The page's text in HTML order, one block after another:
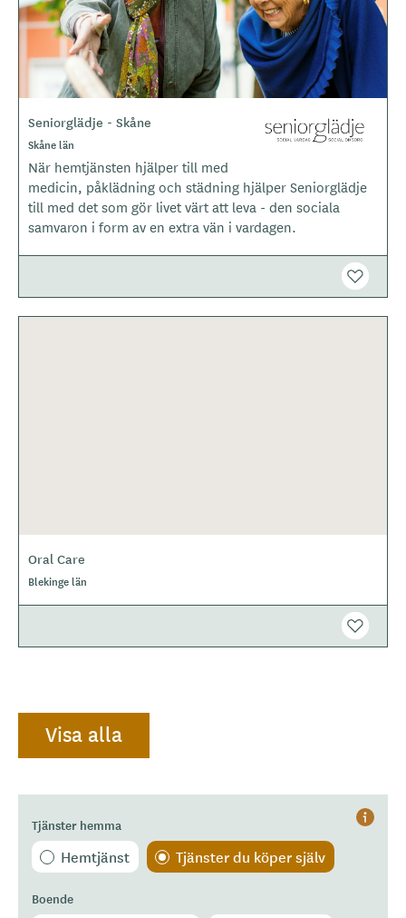
Hjälp
Tjänster hemma
Hemtjänst Tjänster du köper själv
Boende
o
y
e
Seniorglädje - Skåne
Skåne län
När hemtjänsten hjälper till med
medicin, påklädning och städning hjälper Seniorglädje
till med det som gör livet värt att leva - den sociala
samvaron i form av en extra vän i vardagen.
Oral Care
Blekinge län
Visa alla